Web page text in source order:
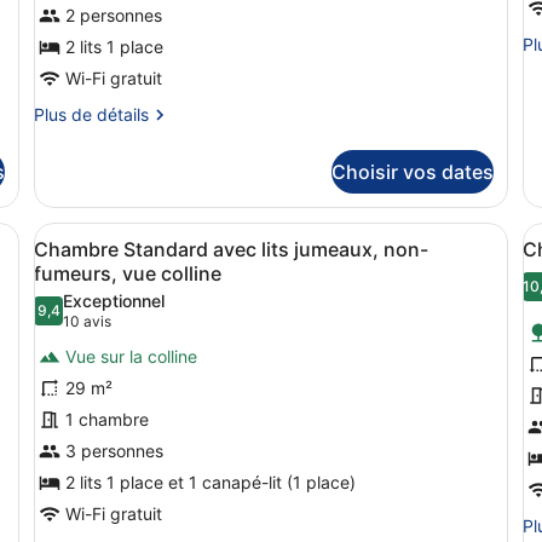
chambre :
Chambre
Classique
avec
balcon,
vue
montagne
2 personnes
2 lits 1 place
Wi-Fi gratuit
Plus de détails
Plus
le
type
de
chambre
Chambre
Classique
avec
lits
jumeaux,
balcon,
vue
montagne
Choisir vos dates
couette en duvet d'oie, bureau
Afficher
toutes
les
photos
pour
ce
type
de
chambre :
Chambre
Standard
Chambre Standard avec lits
4
Chambre Standard avec lits jumeaux, non-
fumeurs, vue colline
9,49,4 sur 10
Exceptionnel
10 avis
(10 avis)
Vue sur la colline
29 m²
1 chambre
3 personnes
2 lits 1 place et 1 canapé-lit (1 place)
Wi-Fi gratuit